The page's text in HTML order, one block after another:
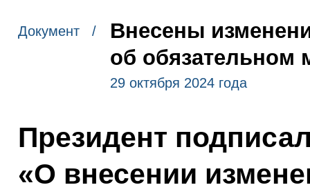
Документ /
Внесены
об обязательном
29 октября 2024 года
Президент
«О внесении